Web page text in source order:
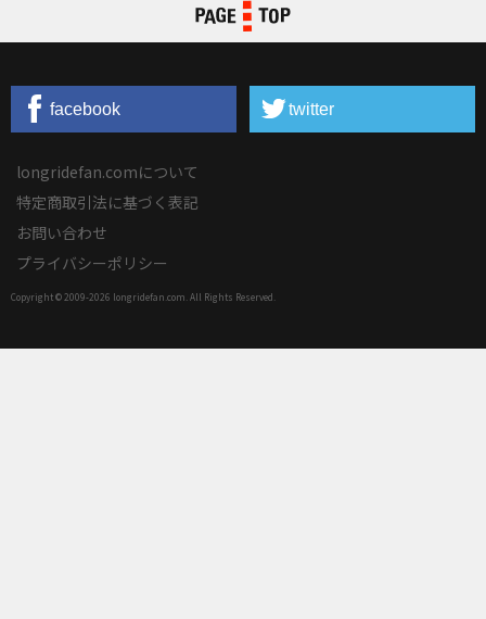
PAGE TOP
facebook twitter
longridefan.comについて
特定商取引法に基づく表記
お問い合わせ
プライバシーポリシー
Copyright © 2009-2026 longridefan.com. All Rights Reserved.